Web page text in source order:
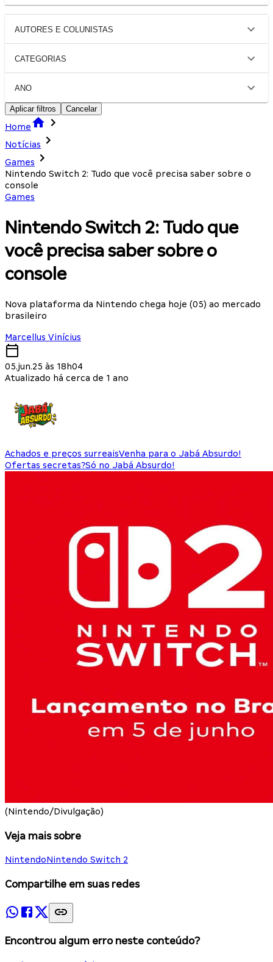
AUTORES E COLUNISTAS
CATEGORIAS
ANO
Aplicar filtros Cancelar
Home
Notícias
Games
Nintendo Switch 2: Tudo que você precisa saber sobre o
console
Games
Nintendo Switch 2: Tudo que
você precisa saber sobre o
console
Nova plataforma da Nintendo chega hoje (05) ao mercado
brasileiro
Marcellus Vinícius
05.jun.25 às 18h04
Atualizado há cerca de 1 ano
Achados e preços surreaisVenha para o Jabá Absurdo!
Ofertas secretas?Só no Jabá Absurdo!
(Nintendo/Divulgação)
Veja mais sobre
NintendoNintendo Switch 2
Compartilhe em suas redes
Encontrou algum erro neste conteúdo?